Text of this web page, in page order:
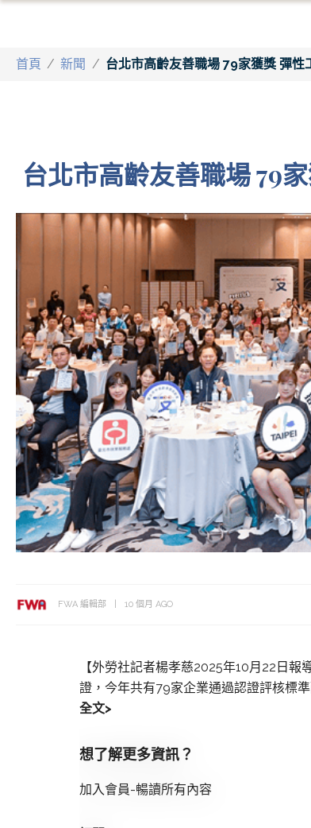
首頁 / 新聞 / 台北市高齡友善職場 79家獲獎 彈性
台北市高齡友善職場 79
FWA 編輯部 10 個月 AGO
【外勞社記者楊孝慈2025年10月22日
證，今年共有79家企業通過認證評核標
全文>
想了解更多資訊？
加入會員-暢讀所有內容